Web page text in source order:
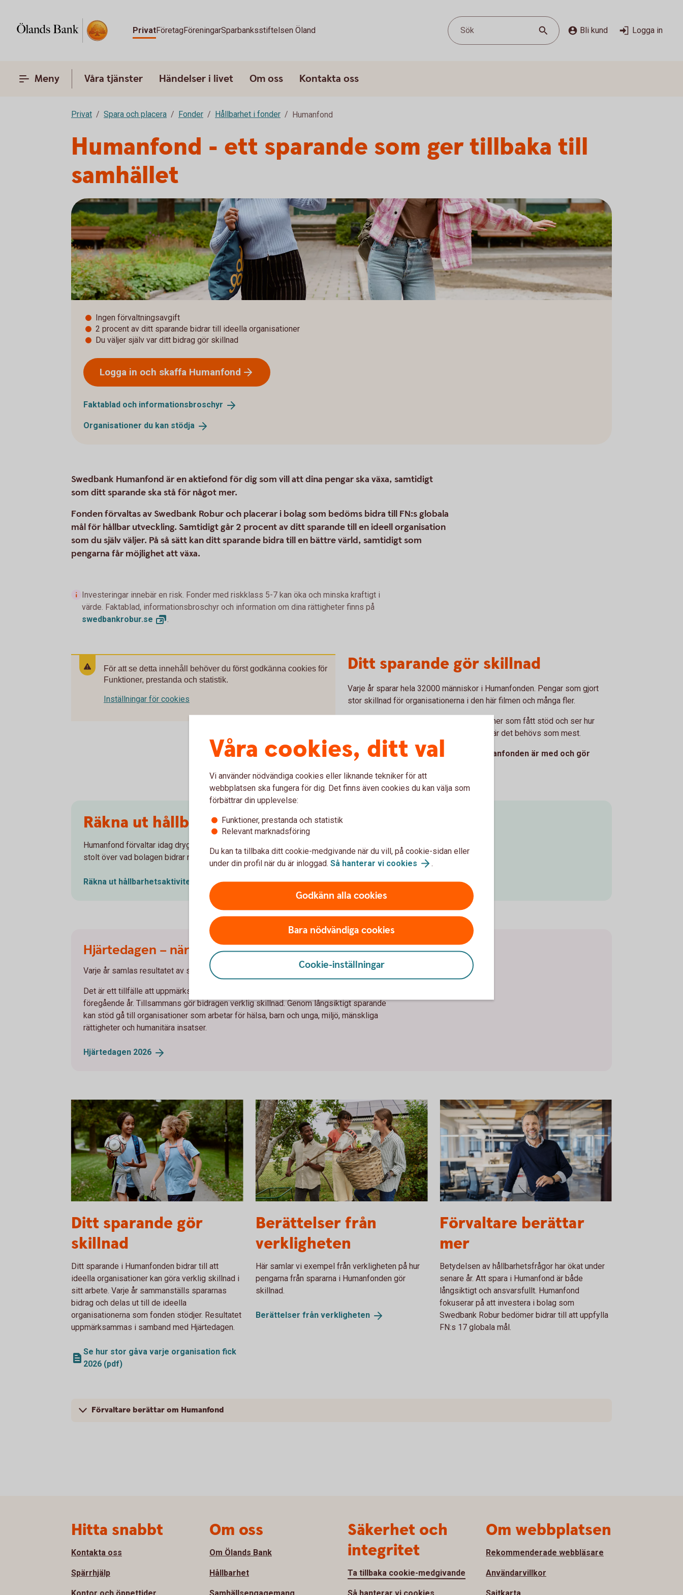
PrivatFöretagFöreningarSparbanksstiftelsen Öland Sök Bli kund Logga in
Meny Våra tjänster Händelser i livet Om oss Kontakta oss
Privat Spara och placera Fonder Hållbarhet i fonder Humanfond
Humanfond - ett sparande som ger tillbaka till
samhället
Ingen förvaltningsavgift
2 procent av ditt sparande bidrar till ideella organisationer
Du väljer själv var ditt bidrag gör skillnad
Logga in och skaffa Humanfond
Faktablad och informationsbroschyr
Organisationer du kan stödja
Swedbank Humanfond är en aktiefond för dig som vill att dina pengar ska växa, samtidigt
som ditt sparande ska stå för något mer.
Fonden förvaltas av Swedbank Robur och placerar i bolag som bedöms bidra till FN:s globala
mål för hållbar utveckling. Samtidigt går 2 procent av ditt sparande till en ideell organisation
som du själv väljer. På så sätt kan ditt sparande bidra till en bättre värld, samtidigt som
pengarna får möjlighet att växa.
Investeringar innebär en risk. Fonder med riskklass 5-7 kan öka och minska kraftigt i
värde. Faktablad, informationsbroschyr och information om dina rättigheter finns på
swedbankrobur.se
För att se detta innehåll behöver du först godkänna cookies för
Funktioner, prestanda och statistik.
Inställningar för cookies
Ditt sparande gör skillnad
Varje år sparar hela 32000 människor i Humanfonden. Pengar som gjort
stor skillnad för organisationerna i den här filmen och många fler.
I filmen möter du några av de organisationer som fått stöd och ser hur
spararnas engagemang blir till handling där det behövs som mest.
Tack till alla sparare som genom Humanfonden är med och gör
Räkna ut hållbarhetsaktiviteterna för bolagen i fonden
Humanfond förvaltar idag drygt 2,7 miljarder kronor. Som sparare i fonden kan du vara
stolt över vad bolagen bidrar med.
Räkna ut hållbarhetsaktiviteterna för bolagen ifonden
Hjärtedagen – när engagemang blir verklig skillnad
Varje år samlas resultatet av spararnas engagemang i Humanfonden på Hjärtedagen.
Det är ett tillfälle att uppmärksamma hur mycket pengar våra sparare skänkte under
föregående år. Tillsammans gör bidragen verklig skillnad. Genom långsiktigt sparande
kan stöd gå till organisationer som arbetar för hälsa, barn och unga, miljö, mänskliga
rättigheter och humanitära insatser.
Hjärtedagen 2026
Ditt sparande gör
skillnad
Ditt sparande i Humanfonden bidrar till att
ideella organisationer kan göra verklig skillnad i
sitt arbete. Varje år sammanställs spararnas
bidrag och delas ut till de ideella
organisationerna som fonden stödjer. Resultatet
uppmärksammas i samband med Hjärtedagen.
Se hur stor gåva varje organisation fick
2026 (pdf)
background
Berättelser från
verkligheten
Här samlar vi exempel från verkligheten på hur
pengarna från spararna i Humanfonden gör
skillnad.
Berättelser från verkligheten
Förvaltare berättar
mer
Betydelsen av hållbarhetsfrågor har ökat under
senare år. Att spara i Humanfond är både
långsiktigt och ansvarsfullt. Humanfond
fokuserar på att investera i bolag som
Swedbank Robur bedömer bidrar till att uppfylla
FN:s 17 globala mål.
Förvaltare berättar om Humanfond
Våra cookies, ditt val
Vi använder nödvändiga cookies eller liknande tekniker för att
webbplatsen ska fungera för dig. Det finns även cookies du kan välja som
förbättrar din upplevelse:
Funktioner, prestanda och statistik
Relevant marknadsföring
Du kan ta tillbaka ditt cookie-medgivande när du vill, på cookie-sidan eller
under din profil när du är inloggad. Så hanterar vi cookies .
Godkänn alla cookies
Bara nödvändiga cookies
Cookie-inställningar
Hitta snabbt
Kontakta oss
Spärrhjälp
Om oss
Om Ölands Bank
Hållbarhet
Säkerhet och
integritet
Ta tillbaka cookie-medgivande
Om webbplatsen
Rekommenderade webbläsare
Användarvillkor